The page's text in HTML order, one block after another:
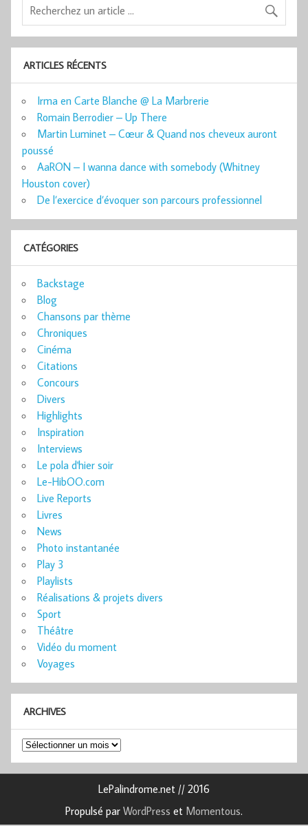
ARTICLES RÉCENTS
Irma en Carte Blanche @ La Marbrerie
Romain Berrodier – Up There
Martin Luminet – Cœur & Quand nos cheveux auront
poussé
AaRON – I wanna dance with somebody (Whitney
Houston cover)
De l’exercice d’évoquer son parcours professionnel
CATÉGORIES
Backstage
Blog
Chansons par thème
Chroniques
Cinéma
Citations
Concours
Divers
Highlights
Inspiration
Interviews
Le pola d'hier soir
Le-HibOO.com
Live Reports
Livres
News
Photo instantanée
Play 3
Playlists
Réalisations & projets divers
Sport
Théâtre
Vidéo du moment
Voyages
ARCHIVES
Archives
LePalindrome.net // 2016
Propulsé par WordPress et Momentous.